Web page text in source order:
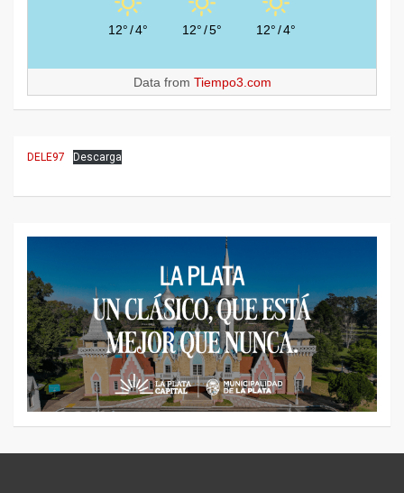
12°/4° 12°/5° 12°/4°
Data from Tiempo3.com
DELE97 Descarga